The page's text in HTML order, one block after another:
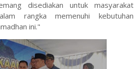
disediakan untuk masyarakat
rangka memenuhi kebutuhan
ini."